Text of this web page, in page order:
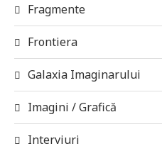
Fragmente
Frontiera
Galaxia Imaginarului
Imagini / Grafică
Interviuri